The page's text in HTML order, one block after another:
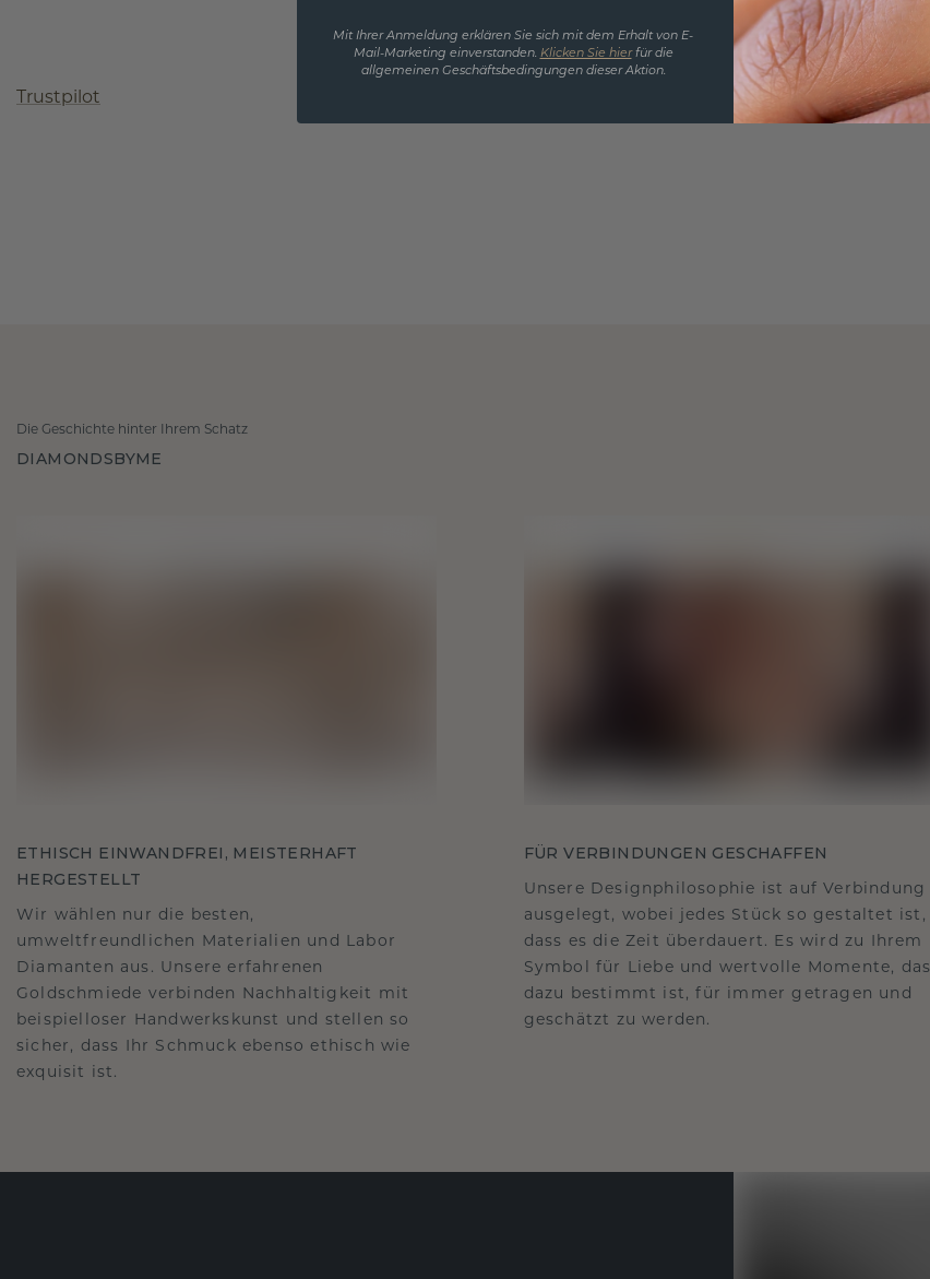
Trustpilot
Die Geschichte hinter Ihrem Schatz
DIAMONDSBYME
ETHISCH EINWANDFREI, MEISTERHAFT
HERGESTELLT
Wir wählen nur die besten,
umweltfreundlichen Materialien und Labor
Diamanten aus. Unsere erfahrenen
Goldschmiede verbinden Nachhaltigkeit mit
beispielloser Handwerkskunst und stellen so
sicher, dass Ihr Schmuck ebenso ethisch wie
exquisit ist.
FÜR VERBINDUNGEN GESCHAFFEN
Unsere Designphilosophie ist auf Verbindung
ausgelegt, wobei jedes Stück so gestaltet ist,
dass es die Zeit überdauert. Es wird zu Ihrem
Symbol für Liebe und wertvolle Momente, das
dazu bestimmt ist, für immer getragen und
geschätzt zu werden.
Mit Ihrer Anmeldung erklären Sie sich mit dem Erhalt von E-
Mail-Marketing einverstanden. Klicken Sie hierfür die
allgemeinen Geschäftsbedingungen dieser Aktion.